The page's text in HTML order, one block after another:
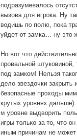
подразумевалось
вызова для игрока. Ну
водишь по полю, пока
уйдет от замка… ну это
Но вот что
провальной штуковиной,
под замком! Нельзя
дело звездочки закрыть
безопасные проходы
крутых уровнях
м уровне выдворить
игры только за то, что
иным причинам не может